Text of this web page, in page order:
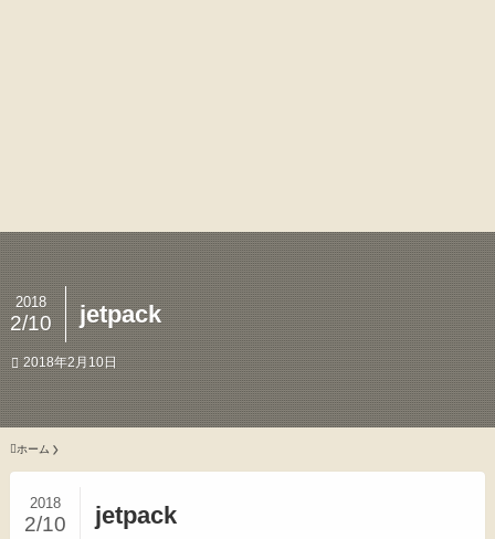
jetpack
2018
2/10
2018年2月10日
ホーム
jetpack
2018
2/10